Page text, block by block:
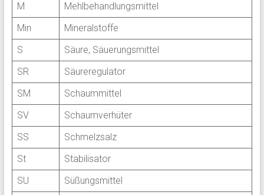
M
Mehlbehandlungsmittel
Min
Mineralstoffe
S
Säure, Säuerungsmittel
SR
Säureregulator
SM
Schaummittel
SV
Schaumverhüter
SS
Schmelzsalz
St
Stabilisator
SU
Süßungsmittel